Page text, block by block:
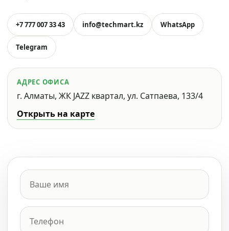
+7 777 007 33 43 info@techmart.kz WhatsApp
Telegram
АДРЕС ОФИСА
г. Алматы, ЖК JAZZ квартал, ул. Сатпаева, 133/4
Открыть на карте